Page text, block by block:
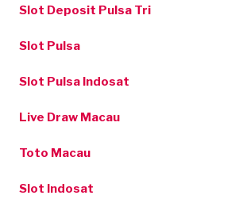
Slot Deposit Pulsa Tri
Slot Pulsa
Slot Pulsa Indosat
Live Draw Macau
Toto Macau
Slot Indosat